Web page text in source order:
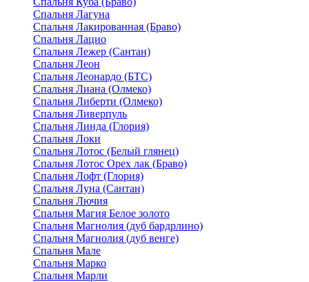
Спальня Лагуна
Спальня Лакированная (Браво)
Спальня Лацио
Спальня Лежер (Сантан)
Спальня Леон
Спальня Леонардо (БТС)
Спальня Лиана (Олмеко)
Спальня Либерти (Олмеко)
Спальня Ливерпуль
Спальня Линда (Глория)
Спальня Локи
Спальня Лотос (Белый глянец)
Спальня Лотос Орех лак (Браво)
Спальня Лофт (Глория)
Спальня Луна (Сантан)
Спальня Лючия
Спальня Магия Белое золото
Спальня Магнолия (дуб бардрлино)
Спальня Магнолия (дуб венге)
Спальня Мале
Спальня Марко
Спальня Марли